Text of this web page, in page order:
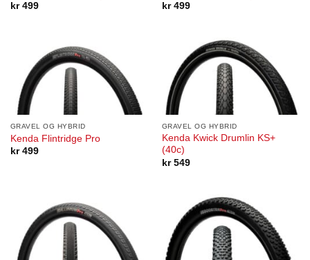
kr499
kr499
GRAVEL OG HYBRID
Kenda Flintridge Pro
kr499
GRAVEL OG HYBRID
Kenda Kwick Drumlin KS+
(40c)
kr549